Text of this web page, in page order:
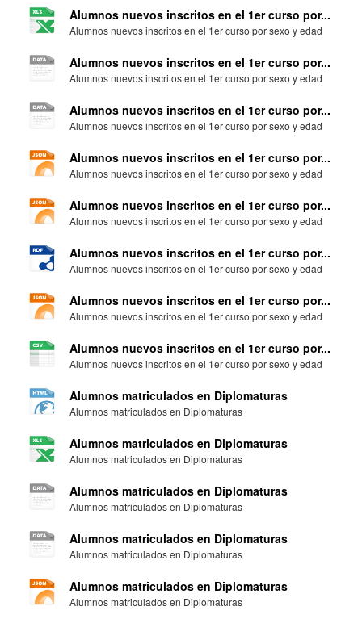
Alumnos nuevos inscritos en el 1er curso por...
Alumnos nuevos inscritos en el 1er curso por sexo y edad
Alumnos nuevos inscritos en el 1er curso por...
Alumnos nuevos inscritos en el 1er curso por sexo y edad
Alumnos nuevos inscritos en el 1er curso por...
Alumnos nuevos inscritos en el 1er curso por sexo y edad
Alumnos nuevos inscritos en el 1er curso por...
Alumnos nuevos inscritos en el 1er curso por sexo y edad
Alumnos nuevos inscritos en el 1er curso por...
Alumnos nuevos inscritos en el 1er curso por sexo y edad
Alumnos nuevos inscritos en el 1er curso por...
Alumnos nuevos inscritos en el 1er curso por sexo y edad
Alumnos nuevos inscritos en el 1er curso por...
Alumnos nuevos inscritos en el 1er curso por sexo y edad
Alumnos nuevos inscritos en el 1er curso por...
Alumnos nuevos inscritos en el 1er curso por sexo y edad
Alumnos matriculados en Diplomaturas
Alumnos matriculados en Diplomaturas
Alumnos matriculados en Diplomaturas
Alumnos matriculados en Diplomaturas
Alumnos matriculados en Diplomaturas
Alumnos matriculados en Diplomaturas
Alumnos matriculados en Diplomaturas
Alumnos matriculados en Diplomaturas
Alumnos matriculados en Diplomaturas
Alumnos matriculados en Diplomaturas